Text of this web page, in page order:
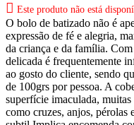
 Este produto não está
O bolo de batizado não é
expressão de fé e alegria,
da criança e da família.
delicada é frequentemente
ao gosto do cliente, sendo
de 100grs por pessoa. A
superfície imaculada,
como cruzes, anjos, pérolas